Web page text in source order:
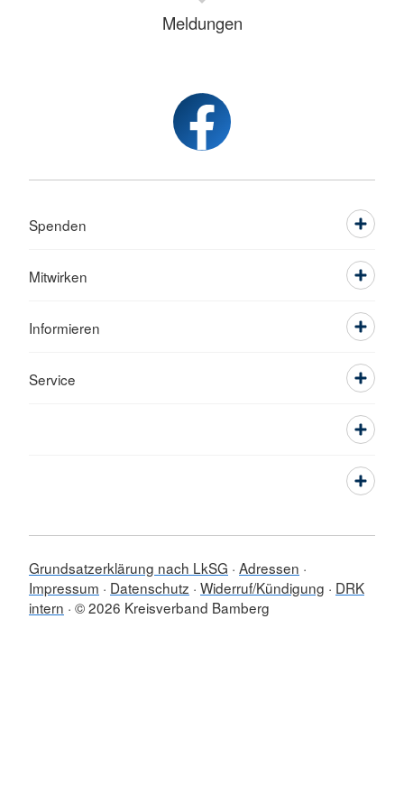
Meldungen
Spenden
Mitwirken
Informieren
Service
Grundsatzerklärung nach LkSG Adressen
Impressum
Datenschutz Widerruf/Kündigung
DRK
intern © 2026 Kreisverband Bamberg